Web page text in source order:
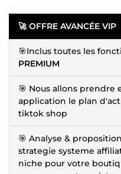
🚀 OFFRE AVANCÉE VIP
🎯Inclus toutes les
PREMIUM
🎯 Nous allons
application le plan
tiktok shop
🎯 Analyse &
strategie systeme
niche pour votre